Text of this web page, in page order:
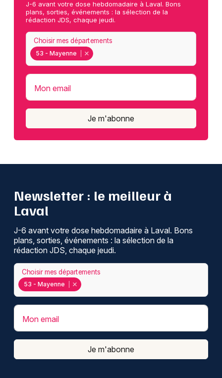
J-6 avant votre dose hebdomadaire à Laval. Bons
plans, sorties, événements : la sélection de la
rédaction JDS, chaque jeudi.
53 - Mayenne
Choisir mes départements
Mon email
Je m'abonne
Newsletter : le meilleur à
Laval
J-6 avant votre dose hebdomadaire à Laval. Bons
plans, sorties, événements : la sélection de la
rédaction JDS, chaque jeudi.
53 - Mayenne
Choisir mes départements
Mon email
Je m'abonne